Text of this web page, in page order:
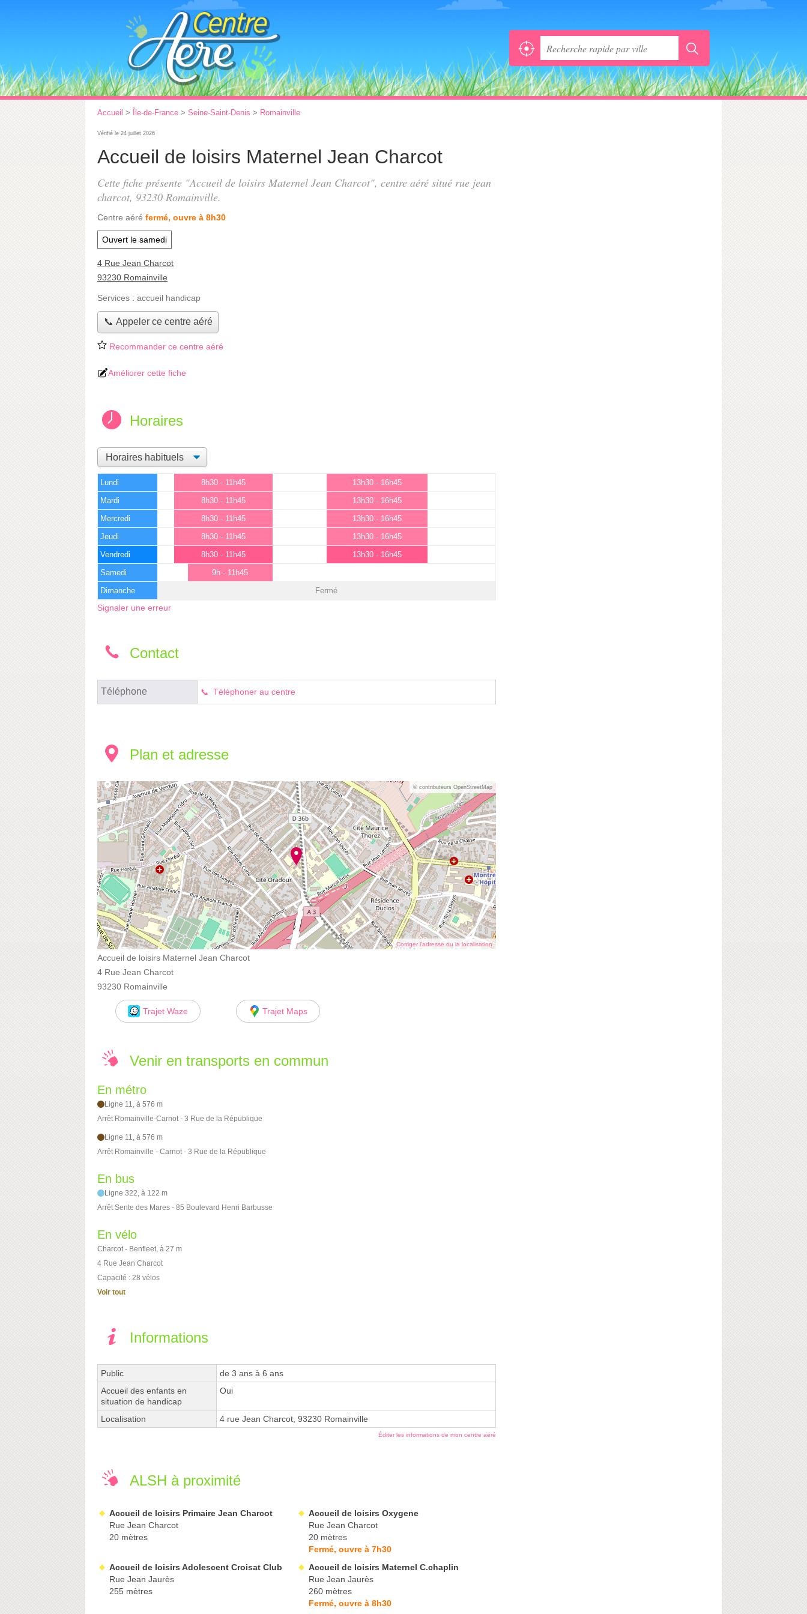
Accueil > Île-de-France > Seine-Saint-Denis > Romainville
Vérifié le 24 juillet 2026
Accueil de loisirs Maternel Jean Charcot
Cette fiche présente "Accueil de loisirs Maternel Jean Charcot", centre aéré situé rue jean
charcot, 93230 Romainville.
Centre aéré fermé, ouvre à 8h30
Ouvert le samedi
4 Rue Jean Charcot
93230 Romainville
Services : accueil handicap
📞 Appeler ce centre aéré
Recommander ce centre aéré
Améliorer cette fiche
Horaires
Lundi 8h30 - 11h45 13h30 - 16h45
Mardi 8h30 - 11h45 13h30 - 16h45
Mercredi 8h30 - 11h45 13h30 - 16h45
Jeudi 8h30 - 11h45 13h30 - 16h45
Vendredi 8h30 - 11h45 13h30 - 16h45
Samedi 9h - 11h45
Dimanche Fermé
Signaler une erreur
Contact
Téléphone Téléphoner au centre
Plan et adresse
© contributeurs OpenStreetMap
Corriger l’adresse ou la localisation
Accueil de loisirs Maternel Jean Charcot
4 Rue Jean Charcot
93230 Romainville
Trajet Waze Trajet Maps
Venir en transports en commun
En métro
Ligne 11, à 576 m
Arrêt Romainville-Carnot - 3 Rue de la République
Ligne 11, à 576 m
Arrêt Romainville - Carnot - 3 Rue de la République
En bus
Ligne 322, à 122 m
Arrêt Sente des Mares - 85 Boulevard Henri Barbusse
En vélo
Charcot - Benfleet, à 27 m
4 Rue Jean Charcot
Capacité : 28 vélos
Voir tout
Informations
Public
de 3 ans à 6 ans
Accueil des enfants en
situation de handicap
Oui
Localisation 4 rue Jean Charcot, 93230 Romainville
Éditer les informations de mon centre aéré
ALSH à proximité
Accueil de loisirs Primaire Jean Charcot
Rue Jean Charcot
20 mètres
Accueil de loisirs Oxygene
Rue Jean Charcot
20 mètres
Fermé, ouvre à 7h30
Accueil de loisirs Adolescent Croisat Club
Rue Jean Jaurès
255 mètres
Accueil de loisirs Maternel C.chaplin
Rue Jean Jaurès
260 mètres
Fermé, ouvre à 8h30